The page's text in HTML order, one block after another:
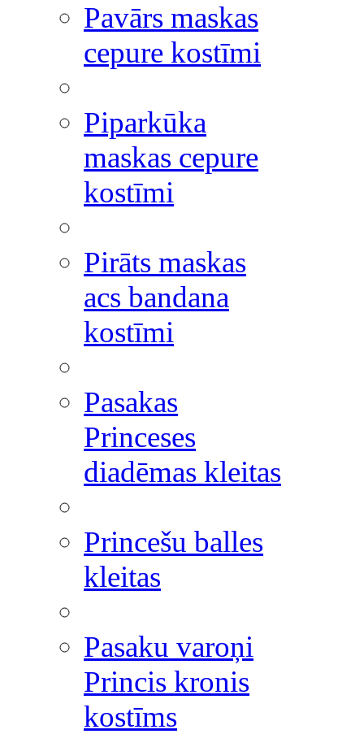
Pavārs maskas
cepure kostīmi
Piparkūka
maskas cepure
kostīmi
Pirāts maskas
acs bandana
kostīmi
Pasakas
Princeses
diadēmas kleitas
Princešu balles
kleitas
Pasaku varoņi
Princis kronis
kostīms